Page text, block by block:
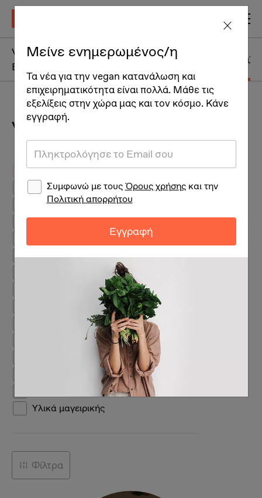
Vegan Πρωινά +
Brunch
Vegan Ορεκτικά Vegan
Vegan Γεύματα
Ολα τα Vegan Γεύματα
Dips
Όσπρια
Λαχανικά
Vegan burgers
Vegan πίτες / τάρτες
Vegan μπιφτέκια
Vegan σούπες
Υλικά μαγειρικής
Φίλτρα
Μείνε ενημερωμένος/η
Τα νέα για την vegan κατανάλωση και
επιχειρηματικότητα είναι πολλά. Μάθε τις
εξελίξεις στην χώρα μας και τον κόσμο. Κάνε
εγγραφή.
Συμφωνώ με τουςΌρους χρήσηςκαι την
Πολιτική απορρήτου
Εγγραφή